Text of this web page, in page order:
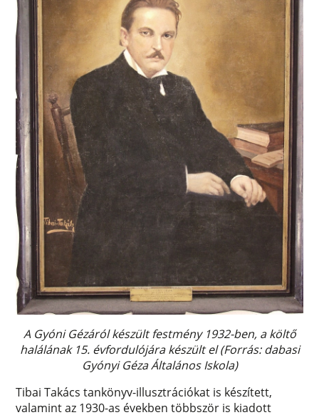
A Gyóni Gézáról készült festmény 1932-ben, a költő
halálának 15. évfordulójára készült el (Forrás: dabasi
Gyónyi Géza Általános Iskola)
Tibai Takács tankönyv-illusztrációkat is készített,
valamint az 1930-as években többször is kiadott